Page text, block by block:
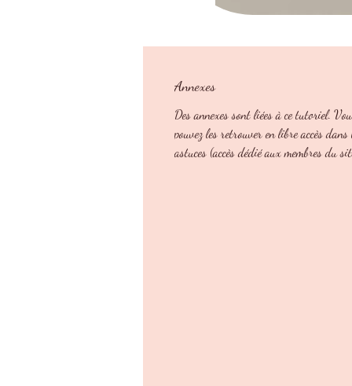
Annexes
Des annexes sont liées à ce tutoriel.
pouvez les retrouver en libre accès dans
astuces (accès dédié aux membres du